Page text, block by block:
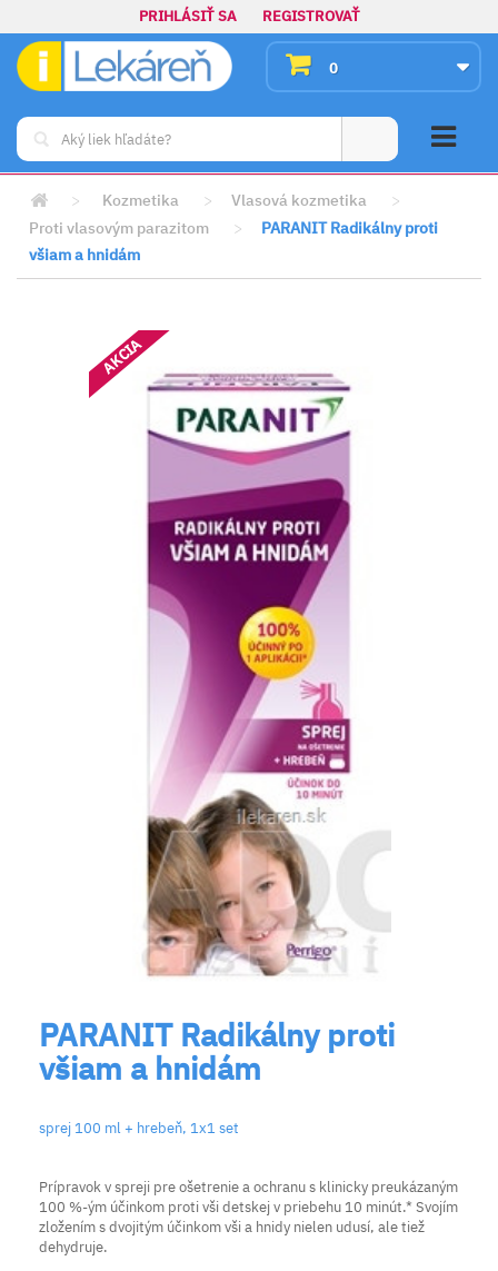
PRIHLÁSIŤ SA REGISTROVAŤ
0
> Kozmetika > Vlasová kozmetika
>
Proti vlasovým parazitom
>
PARANIT Radikálny proti
všiam a hnidám
AKCIA
PARANIT Radikálny proti
všiam a hnidám
sprej 100 ml + hrebeň, 1x1 set
Prípravok v spreji pre ošetrenie a ochranu s klinicky preukázaným
100 %-ým účinkom proti vši detskej v priebehu 10 minút.* Svojím
zložením s dvojitým účinkom vši a hnidy nielen udusí, ale tiež
dehydruje.